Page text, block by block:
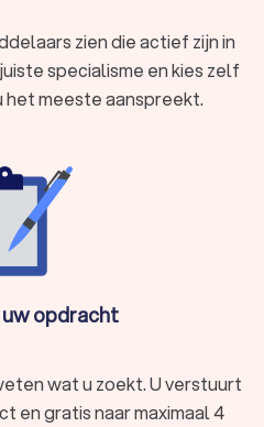
zien die actief zijn in
specialisme en kies zelf
meeste aanspreekt.
opdracht
wat u zoekt. U verstuurt
en gratis naar maximaal 4